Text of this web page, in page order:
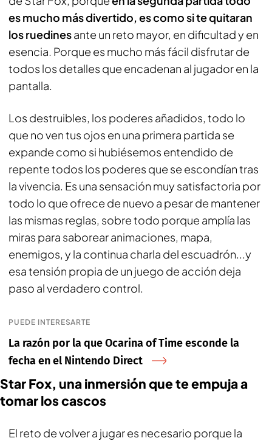
es mucho más divertido, es como si te quitaran
los ruedinesante un reto mayor, en dificultad y en
esencia. Porque es mucho más fácil disfrutar de
todos los detalles que encadenan al jugador en la
pantalla.
Los destruibles, los poderes añadidos, todo lo
que no ven tus ojos en una primera partida se
expande como si hubiésemos entendido de
repente todos los poderes que se escondían tras
la vivencia. Es una sensación muy satisfactoria por
todo lo que ofrece de nuevo a pesar de mantener
las mismas reglas, sobre todo porque amplía las
miras para saborear animaciones, mapa,
enemigos, y la continua charla del escuadrón...y
esa tensión propia de un juego de acción deja
paso al verdadero control.
PUEDE INTERESARTE
La razón por la que Ocarina of Time esconde la
fecha en el Nintendo Direct
Star Fox, una inmersión que te empuja a
tomar los cascos
El reto de volver a jugar es necesario porque la